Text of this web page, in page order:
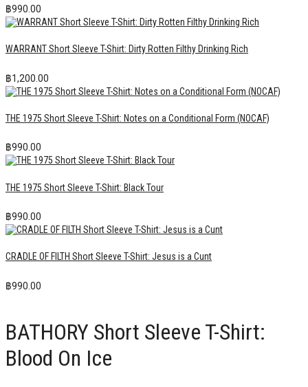
฿990.00
WARRANT Short Sleeve T-Shirt: Dirty Rotten Filthy Drinking Rich
฿1,200.00
THE 1975 Short Sleeve T-Shirt: Notes on a Conditional Form (NOCAF)
฿990.00
THE 1975 Short Sleeve T-Shirt: Black Tour
฿990.00
CRADLE OF FILTH Short Sleeve T-Shirt: Jesus is a Cunt
฿990.00
BATHORY Short Sleeve T-Shirt:
Blood On Ice